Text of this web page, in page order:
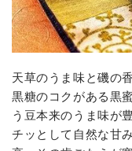
天草のうま味と磯の
黒糖のコクがある黒
う豆本来のうま味が
チッとして自然な甘